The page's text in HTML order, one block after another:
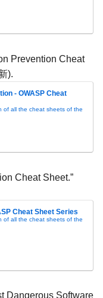
Prevention Cheat
).
- OWASP Cheat
of all the cheat sheets of the
Cheat Sheet.”
Cheat Sheet Series
of all the cheat sheets of the
Dangerous Software